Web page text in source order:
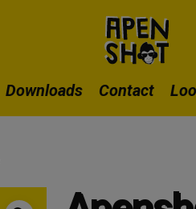
Downloads Contact